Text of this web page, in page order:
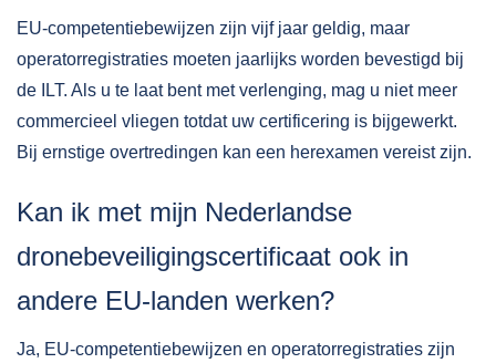
EU-competentiebewijzen zijn vijf jaar geldig, maar
operatorregistraties moeten jaarlijks worden bevestigd bij
de ILT. Als u te laat bent met verlenging, mag u niet meer
commercieel vliegen totdat uw certificering is bijgewerkt.
Bij ernstige overtredingen kan een herexamen vereist zijn.
Kan ik met mijn Nederlandse
dronebeveiligingscertificaat ook in
andere EU-landen werken?
Ja, EU-competentiebewijzen en operatorregistraties zijn